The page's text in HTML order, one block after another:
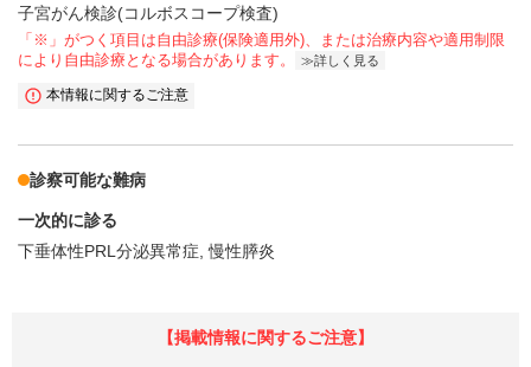
子宮がん検診(コルボスコープ検査)
「※」がつく項目は自由診療(保険適用外)、または治療内容や適用制限
により自由診療となる場合があります。
詳しく見る
本情報に関するご注意
診察可能な難病
一次的に診る
下垂体性PRL分泌異常症 慢性膵炎
【掲載情報に関するご注意】